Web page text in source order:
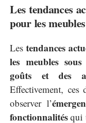
Les tendances
pour les
Les tendances
les meubles
goûts et des
Effectivement, ces
observer l’
fonctionnalités qui